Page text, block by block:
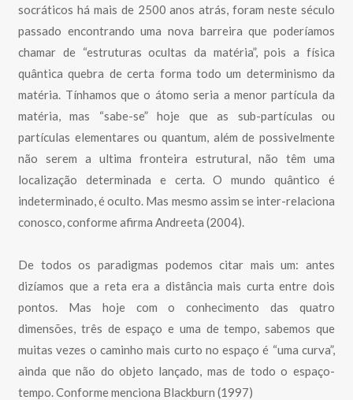
socráticos há mais de 2500 anos atrás, foram neste século
passado encontrando uma nova barreira que poderíamos
chamar de “estruturas ocultas da matéria”, pois a física
quântica quebra de certa forma todo um determinismo da
matéria. Tínhamos que o átomo seria a menor partícula da
matéria, mas “sabe-se” hoje que as sub-partículas ou
partículas elementares ou quantum, além de possivelmente
não serem a ultima fronteira estrutural, não têm uma
localização determinada e certa. O mundo quântico é
indeterminado, é oculto. Mas mesmo assim se inter-relaciona
conosco, conforme afirma Andreeta (2004).
De todos os paradigmas podemos citar mais um: antes
dizíamos que a reta era a distância mais curta entre dois
pontos. Mas hoje com o conhecimento das quatro
dimensões, três de espaço e uma de tempo, sabemos que
muitas vezes o caminho mais curto no espaço é “uma curva”,
ainda que não do objeto lançado, mas de todo o espaço-
tempo. Conforme menciona Blackburn (1997)